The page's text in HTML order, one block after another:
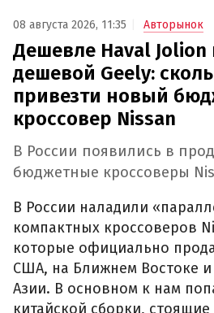
08 августа 2026, 11:35 Авторынок
Дешевле Haval Jolion
дешевой Geely:
привезти новый
кроссовер Nissan
В России появились в
бюджетные кроссоверы
В России наладили
компактных кроссоверов
которые официально
США, на Ближнем Востоке
Азии. В основном к нам
китайской сборки,